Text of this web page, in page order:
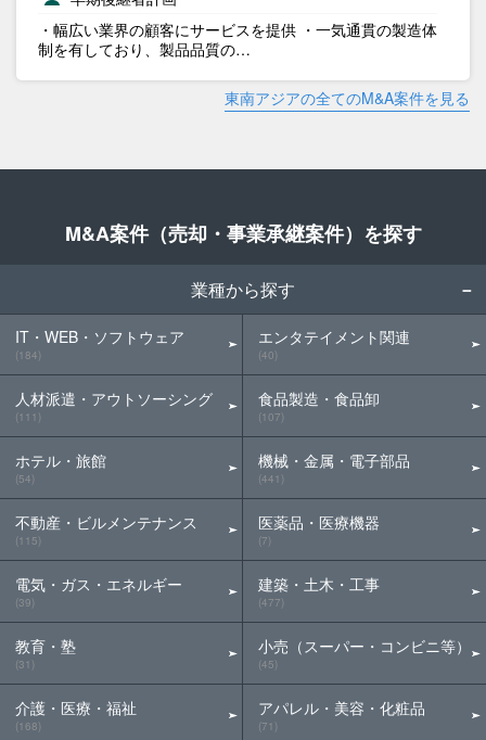
・幅広い業界の顧客にサービスを提供 ・一気通貫の製造体
制を有しており、製品品質の…
東南アジアの全てのM&A案件を見る
M&A案件（売却・事業承継案件）を探す
業種から探す
IT・WEB・ソフトウェア
(184)
人材派遣・アウトソーシング
(111)
ホテル・旅館
(54)
不動産・ビルメンテナンス
(115)
電気・ガス・エネルギー
(39)
教育・塾
(31)
介護・医療・福祉
(168)
エンタテイメント関連
(40)
食品製造・食品卸
(107)
機械・金属・電子部品
(441)
医薬品・医療機器
(7)
建築・土木・工事
(477)
小売（スーパー・コンビニ等）
(45)
アパレル・美容・化粧品
(71)